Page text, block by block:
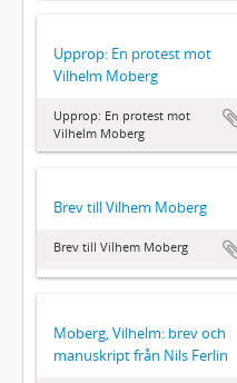
Upprop: En protest mot
Vilhelm Moberg
Upprop: En protest mot
Vilhelm Moberg
Brev till Vilhem Moberg
Brev till Vilhem Moberg
Moberg, Vilhelm: brev och
manuskript från Nils Ferlin